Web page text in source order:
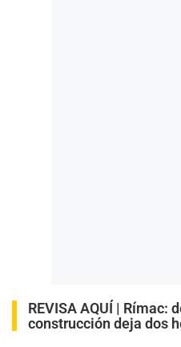
REVISA AQUÍ | Rímac:
construcción deja dos